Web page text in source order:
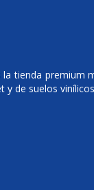
la tienda premium
y de suelos